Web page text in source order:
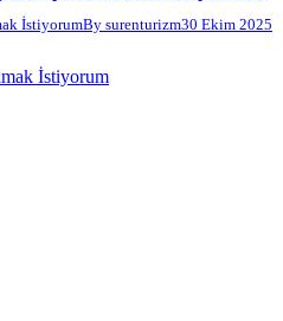
İstiyorumBy surenturizm30 Ekim 2025
İstiyorum